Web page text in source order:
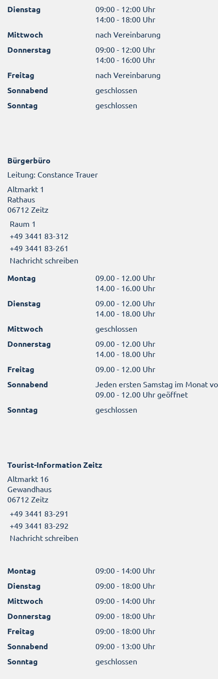
Dienstag
09:00 - 12:00 Uhr
14:00 - 18:00 Uhr
Mittwoch nach Vereinbarung
Donnerstag
09:00 - 12:00 Uhr
14:00 - 16:00 Uhr
Freitag nach Vereinbarung
Sonnabend geschlossen
Sonntag geschlossen
Bürgerbüro
Leitung: Constance Trauer
Altmarkt 1
Rathaus
06712 Zeitz
Raum 1
+49 3441 83-312
+49 3441 83-261
Nachricht schreiben
Montag
09.00 - 12.00 Uhr
14.00 - 16.00 Uhr
Dienstag
09.00 - 12.00 Uhr
14.00 - 18.00 Uhr
Mittwoch geschlossen
Donnerstag
09.00 - 12.00 Uhr
14.00 - 18.00 Uhr
Freitag 09.00 - 12.00 Uhr
Sonnabend
Jeden ersten Samstag im Monat
09.00 - 12.00 Uhr geöffnet
Sonntag geschlossen
Tourist-Information Zeitz
Altmarkt 16
Gewandhaus
06712 Zeitz
+49 3441 83-291
+49 3441 83-292
Nachricht schreiben
Montag 09:00 - 14:00 Uhr
Dienstag 09:00 - 18:00 Uhr
Mittwoch 09:00 - 14:00 Uhr
Donnerstag 09:00 - 18:00 Uhr
Freitag 09:00 - 18:00 Uhr
Sonnabend 09:00 - 13:00 Uhr
Sonntag geschlossen